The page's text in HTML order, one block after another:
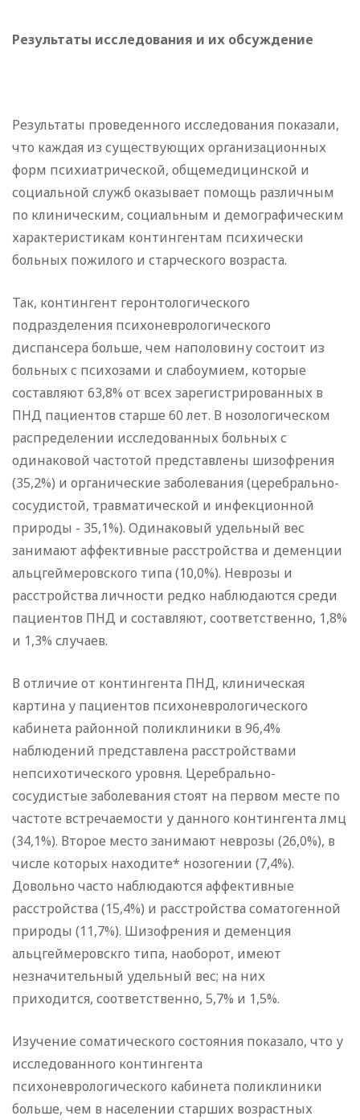
Результаты исследования и их обсуждение
Результаты проведенного исследования показали,
что каждая из существующих организационных
форм психиатрической, общемедицинской и
социальной служб оказывает помощь различным
по клиническим, социальным и демографическим
характеристикам контингентам психически
больных пожилого и старческого возраста.
Так, контингент геронтологического
подразделения психоневрологического
диспансера больше, чем наполовину состоит из
больных с психозами и слабоумием, которые
составляют 63,8% от всех зарегистрированных в
ПНД пациентов старше 60 лет. В нозологическом
распределении исследованных больных с
одинаковой частотой представлены шизофрения
(35,2%) и органические заболевания (церебрально-
сосудистой, травматической и инфекционной
природы - 35,1%). Одинаковый удельный вес
занимают аффективные расстройства и деменции
альцгеймеровского типа (10,0%). Неврозы и
расстройства личности редко наблюдаются среди
пациентов ПНД и составляют, соответственно, 1,8%
и 1,3% случаев.
В отличие от контингента ПНД, клиническая
картина у пациентов психоневрологического
кабинета районной поликлиники в 96,4%
наблюдений представлена расстройствами
непсихотического уровня. Церебрально-
сосудистые заболевания стоят на первом месте по
частоте встречаемости у данного контингента лмц
(34,1%). Второе место занимают неврозы (26,0%), в
числе которых находите* нозогении (7,4%).
Довольно часто наблюдаются аффективные
расстройства (15,4%) и расстройства соматогенной
природы (11,7%). Шизофрения и деменция
альцгеймеровскго типа, наоборот, имеют
незначительный удельный вес; на них
приходится, соответственно, 5,7% и 1,5%.
Изучение соматического состояния показало, что у
исследованного контингента
психоневрологического кабинета поликлиники
больше, чем в населении старших возрастных